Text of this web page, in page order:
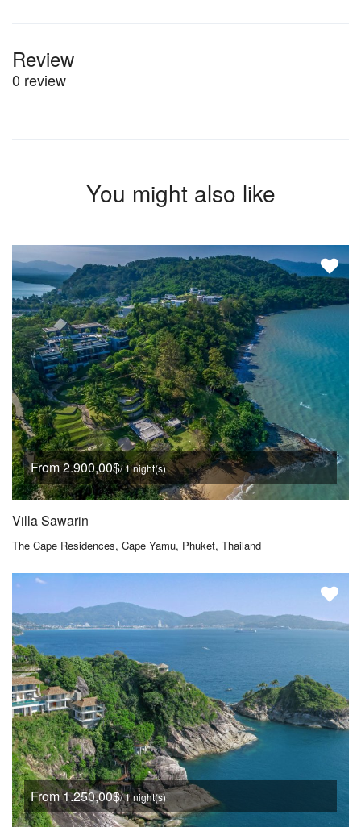
Review
0 review
You might also like
From 2.900,00$/ 1 night(s)
Villa Sawarin
The Cape Residences, Cape Yamu, Phuket, Thailand
From 1.250,00$/ 1 night(s)